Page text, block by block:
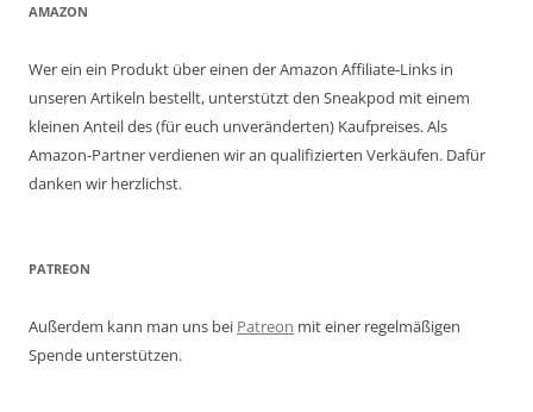
AMAZON
Wer ein ein Produkt über einen der Amazon Affiliate-Links in
unseren Artikeln bestellt, unterstützt den Sneakpod mit einem
kleinen Anteil des (für euch unveränderten) Kaufpreises. Als
Amazon-Partner verdienen wir an qualifizierten Verkäufen. Dafür
danken wir herzlichst.
PATREON
Außerdem kann man uns bei Patreon mit einer regelmäßigen
Spende unterstützen.